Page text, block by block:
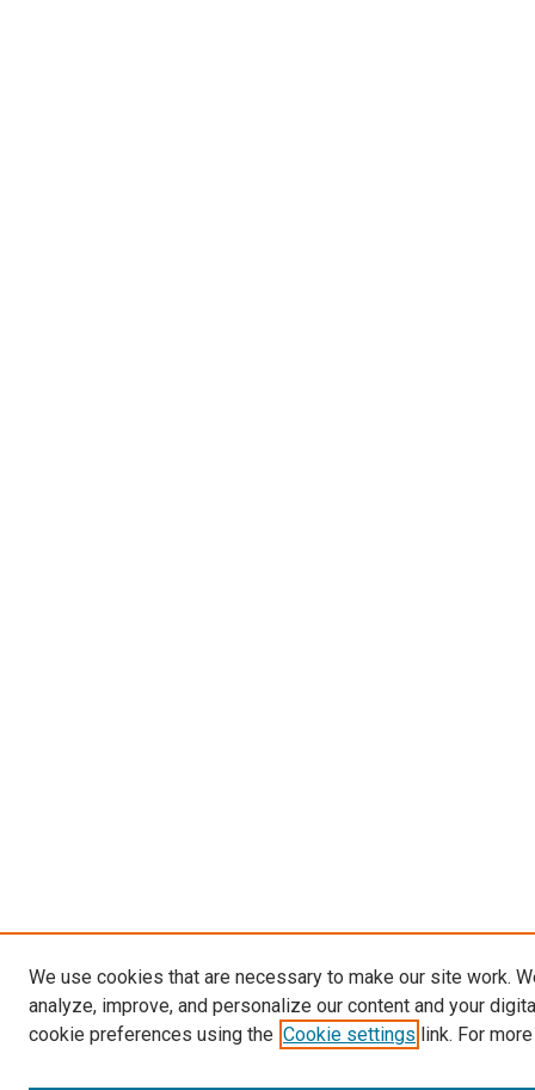
We use cookies that are necessary to make our site work.
analyze, improve, and personalize our content and your
cookie preferences using the Cookie settings link. For